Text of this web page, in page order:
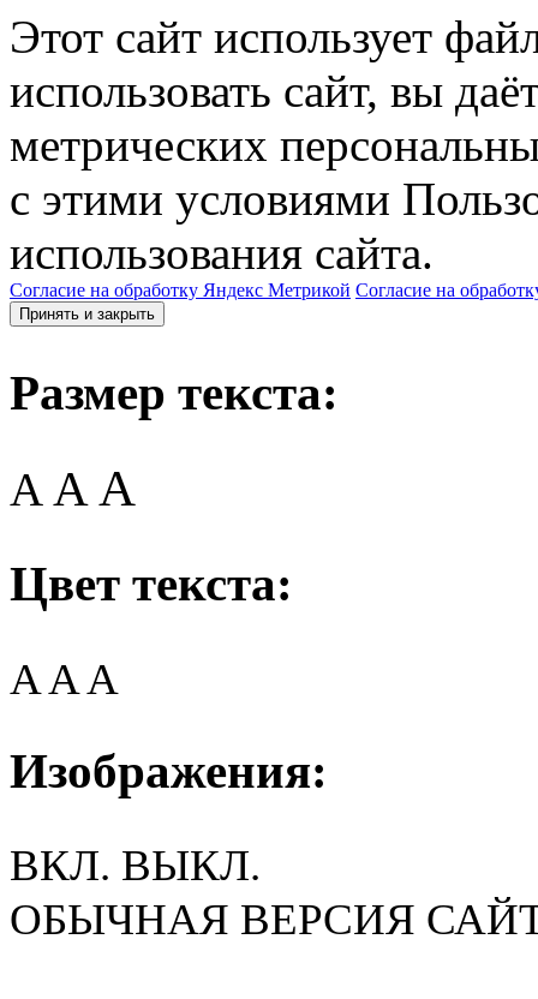
Этот сайт использует
использовать сайт, вы
метрических
с этими условиями
использования сайта.
Согласие на обработку Яндекс Метрикой Согласие на
Принять и закрыть
Размер текста:
A AA
Цвет текста:
AAA
Изображения:
ВКЛ. ВЫКЛ.
ОБЫЧНАЯ ВЕРСИЯ